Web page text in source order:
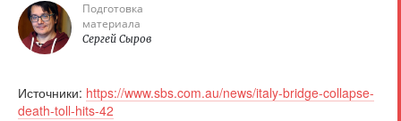
Подготовка
материала
Сергей Сыров
Источники: https://www.sbs.com.au/news/italy-bridge-collapse-
death-toll-hits-42